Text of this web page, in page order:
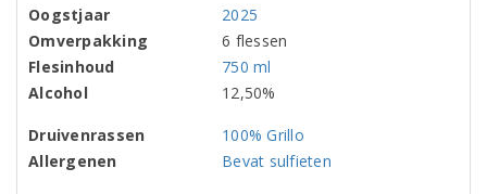
Oogstjaar
2025
Omverpakking
6 flessen
Flesinhoud
750 ml
Alcohol
12,50%
Druivenrassen
100% Grillo
Allergenen
Bevat sulfieten